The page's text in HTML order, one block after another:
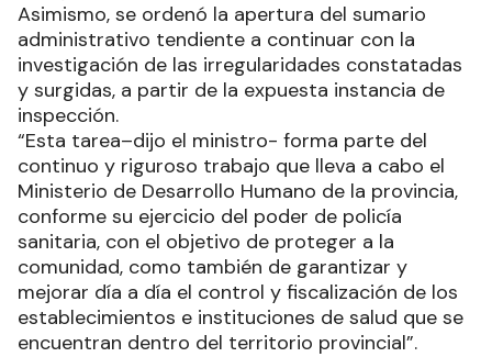
Asimismo, se ordenó la apertura del sumario
administrativo tendiente a continuar con la
investigación de las irregularidades constatadas
y surgidas, a partir de la expuesta instancia de
inspección.
“Esta tarea–dijo el ministro- forma parte del
continuo y riguroso trabajo que lleva a cabo el
Ministerio de Desarrollo Humano de la provincia,
conforme su ejercicio del poder de policía
sanitaria, con el objetivo de proteger a la
comunidad, como también de garantizar y
mejorar día a día el control y fiscalización de los
establecimientos e instituciones de salud que se
encuentran dentro del territorio provincial”.